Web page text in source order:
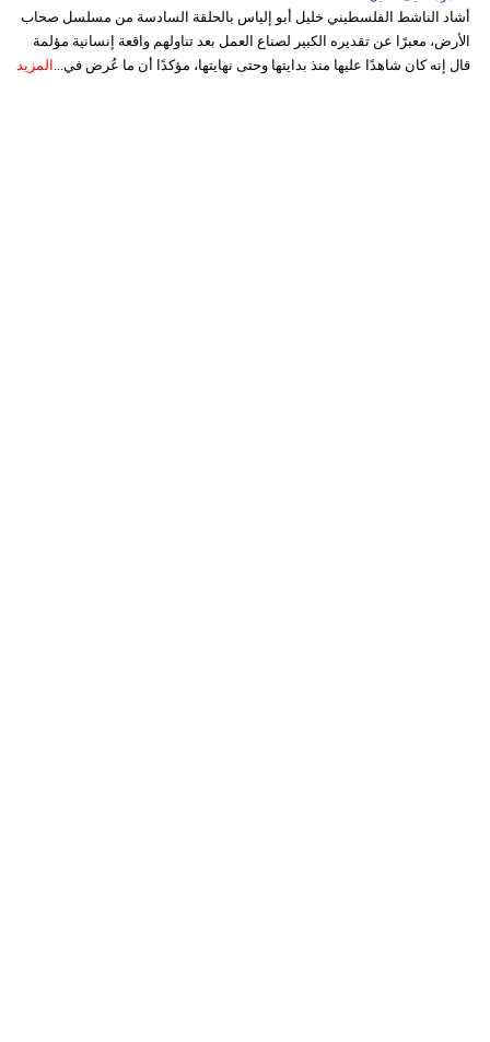
أشاد الناشط الفلسطيني خليل أبو إلياس بالحلقة السادسة من مسلسل صحاب
الأرض، معبرًا عن تقديره الكبير لصناع العمل بعد تناولهم واقعة إنسانية مؤلمة
قال إنه كان شاهدًا عليها منذ بدايتها وحتى نهايتها، مؤكدًا أن ما عُرض في... المزيد